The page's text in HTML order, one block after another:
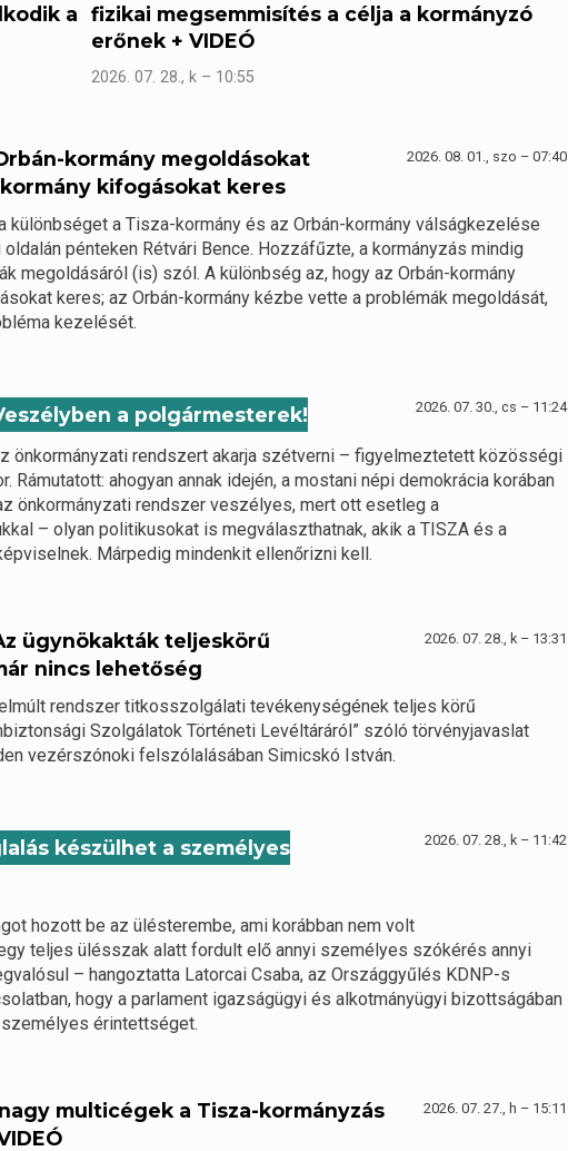
a
fizikai megsemmisítés a célja a kormányzó
erőnek + VIDEÓ
2026. 07. 28., k – 10:55
2026. 08. 01., szo – 07:40
kormány megoldásokat
kifogásokat keres
különbséget a Tisza-kormány és az Orbán-kormány válságkezelése
pénteken Rétvári Bence. Hozzáfűzte, a kormányzás mindig
megoldásáról (is) szól. A különbség az, hogy az Orbán-kormány
keres; az Orbán-kormány kézbe vette a problémák megoldását,
kezelését.
2026. 07. 30., cs – 11:24
a polgármesterek!
önkormányzati rendszert akarja szétverni – figyelmeztetett közösségi
Rámutatott: ahogyan annak idején, a mostani népi demokrácia korában
önkormányzati rendszer veszélyes, mert ott esetleg a
– olyan politikusokat is megválaszthatnak, akik a TISZA és a
Márpedig mindenkit ellenőrizni kell.
2026. 07. 28., k – 13:31
ügynökakták teljeskörű
nincs lehetőség
rendszer titkosszolgálati tevékenységének teljes körű
Szolgálatok Történeti Levéltáráról” szóló törvényjavaslat
vezérszónoki felszólalásában Simicskó István.
2026. 07. 28., k – 11:42
készülhet a személyes
hozott be az ülésterembe, ami korábban nem volt
teljes ülésszak alatt fordult elő annyi személyes szókérés annyi
– hangoztatta Latorcai Csaba, az Országgyűlés KDNP-s
hogy a parlament igazságügyi és alkotmányügyi bizottságában
érintettséget.
2026. 07. 27., h – 15:11
multicégek a Tisza-kormányzás